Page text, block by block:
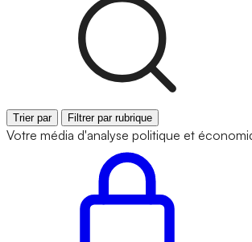
Trier par Filtrer par rubrique
Votre média d'analyse politique et